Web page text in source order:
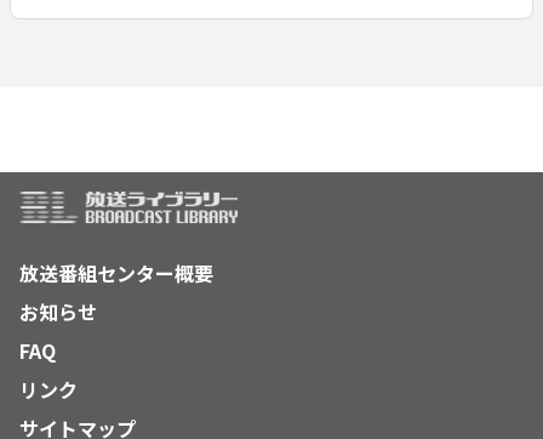
放送番組センター概要
お知らせ
FAQ
リンク
サイトマップ